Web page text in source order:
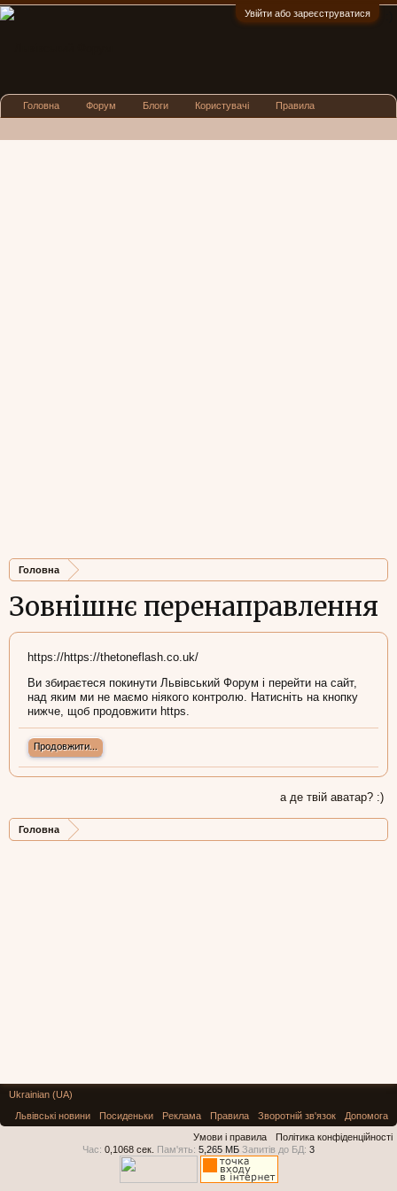
Увійти або зареєструватися
Головна
Зовнішнє перенаправлення
https://https://thetoneflash.co.uk/
Ви збираєтеся покинути Львівський Форум і перейти на сайт,
над яким ми не маємо ніякого контролю. Натисніть на кнопку
нижче, щоб продовжити https.
Продовжити...
а де твій аватар? :)
Головна
Головна Форум Блоги Користувачі Правила
Ukrainian (UA)
Львівські новини
Посиденьки Реклама Правила Зворотній зв'язок
Допомога
Умови і правила
Політика конфіденційності
Час: 0,1068 сек. Пам'ять: 5,265 МБ Запитів до БД: 3